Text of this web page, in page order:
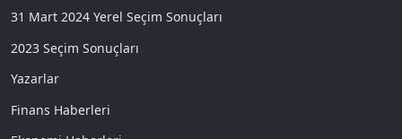
31 Mart 2024 Yerel Seçim Sonuçları
2023 Seçim Sonuçları
Yazarlar
Finans Haberleri